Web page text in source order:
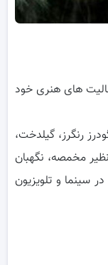
۵۰ است. او فعالیت های هنری خود
رنگرز، گیلدخت،
مخمصه، نگهبان
سینما و تلویزیون